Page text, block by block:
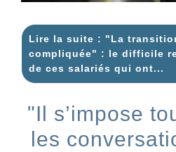
Lire la suite : "La
compliquée" : le difficile
de ces salariés qui ont...
"Il s’impose
les